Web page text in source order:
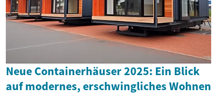
Neue Containerhäuser 2025: Ein Blick
auf modernes, erschwingliches Wohnen